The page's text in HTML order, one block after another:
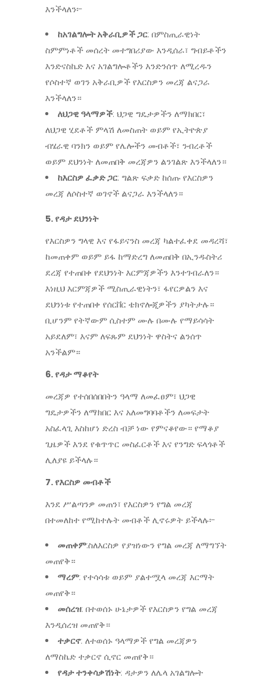
እንችላለን፡-
ከአገልግሎት አቅራቢዎች ጋር: በምስጢራዊነት
ስምምነቶች መሰረት መተግበሪያው እንዲሰራ፣ ግብይቶችን
እንድናስኬድ እና አገልግሎቶችን እንድንሰጥ ለሚረዱን
የሶስተኛ ወገን አቅራቢዎች የእርስዎን መረጃ ልናጋራ
እንችላለን።
ለህጋዊ ዓላማዎች: ህጋዊ ግዴታዎችን ለማክበር፣
ለህጋዊ ሂደቶች ምላሽ ለመስጠት ወይም የኢትዮጵያ
ብሄራዊ ባንክን ወይም የሌሎችን መብቶች፣ ንብረቶች
ወይም ደህንነት ለመጠበቅ መረጃዎን ልንገልጽ እንችላለን።
ከእርስዎ ፈቃድ ጋር: ግልጽ ፍቃድ ከሰጡ የእርስዎን
መረጃ ለሶስተኛ ወገኖች ልናጋራ እንችላለን።
5. የዳታ ደህንነት
የእርስዎን ግላዊ እና የፋይናንስ መረጃ ካልተፈቀደ መዳረሻ፣
ከመጠቀም ወይም ይፋ ከማድረግ ለመጠበቅ በኢንዱስትሪ
ደረጃ የተጠበቀ የደህንነት እርምጃዎችን እንተገብራለን።
እነዚህ እርምጃዎች ሚስጢራዊነትን፣ ፋየርዎልን እና
ደህንነቱ የተጠበቀ የሰርቨር ቴክኖሎጂዎችን ያካትታሉ።
ቢሆንም የትኛውም ሲስተም ሙሉ በሙሉ የማይሳሳት
አይደለም፣ እናም ለፍጹም ደህንነት ዋስትና ልንሰጥ
አንችልም።
6. የዳታ ማቆየት
መረጃዎ የተሰበሰበበትን ዓላማ ለመፈፀም፣ ህጋዊ
ግዴታዎችን ለማክበር እና አለመግባባቶችን ለመፍታት
አስፈላጊ እስከሆነ ድረስ ብቻ ነው የምናቆየው። የማቆያ
ጊዜዎች እንደ የቁጥጥር መስፈርቶች እና የንግድ ፍላጎቶች
ሊለያዩ ይችላሉ።
7. የእርስዎ መብቶች
እንደ ሥልጣንዎ መጠን፣ የእርስዎን የግል መረጃ
በተመለከተ የሚከተሉት መብቶች ሊኖሩዎት ይችላሉ፡-
መጠቀም:ስለእርስዎ የያዝነውን የግል መረጃ ለማግኘት
መጠየቅ።
ማረም: የተሳሳቱ ወይም ያልተሟላ መረጃ እርማት
መጠየቅ።
መሰረዝ: በተወሰኑ ሁኔታዎች የእርስዎን የግል መረጃ
እንዲሰረዝ መጠየቅ።
ተቃርኖ: ለተወሰኑ ዓላማዎች የግል መረጃዎን
ለማስኬድ ተቃርኖ ሲኖር መጠየቅ።
የዳታ ተንቀሳቃሽነት: ዳታዎን ለሌላ አገልግሎት